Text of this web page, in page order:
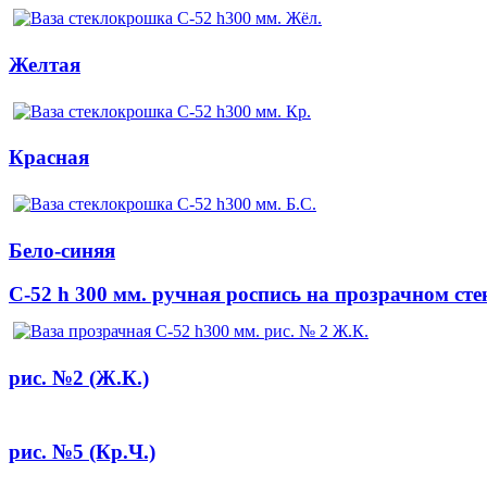
Желтая
Красная
Бело-синяя
C-52 h 300 мм. ручная роспись на прозрачном
рис. №2 (Ж.К.)
рис. №5 (Кр.Ч.)